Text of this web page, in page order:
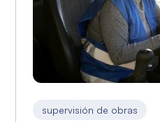
supervisión de obras